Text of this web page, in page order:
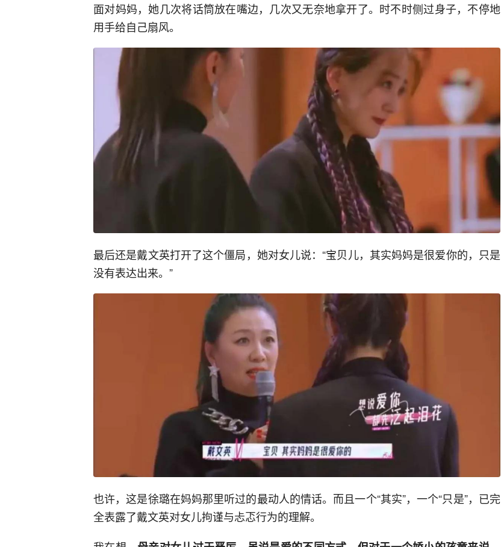
面对妈妈，她几次将话筒放在嘴边，几次又无奈地拿开了。时不时侧过身子，不停地
用手给自己扇风。
最后还是戴文英打开了这个僵局，她对女儿说：“宝贝儿，其实妈妈是很爱你的，只是
没有表达出来。”
也许，这是徐璐在妈妈那里听过的最动人的情话。而且一个“其实”，一个“只是”，已完
全表露了戴文英对女儿拘谨与忐忑行为的理解。